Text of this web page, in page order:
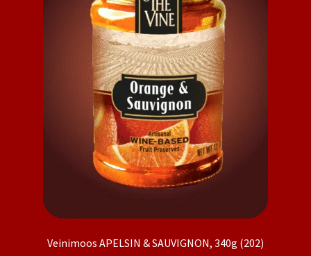
Veinimoos APELSIN & SAUVIGNON, 340g (202)